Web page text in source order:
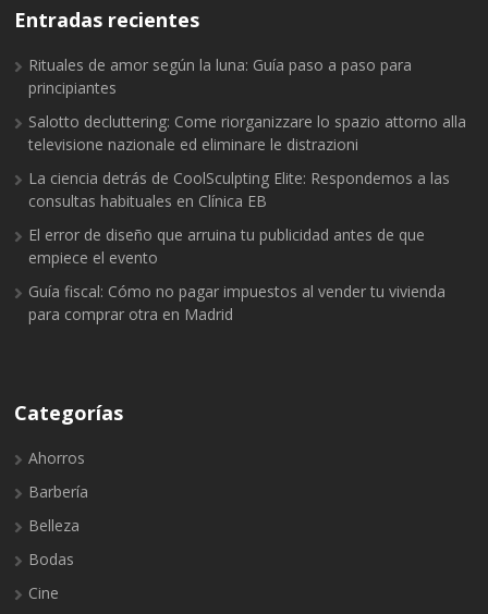
Entradas recientes
Rituales de amor según la luna: Guía paso a paso para
principiantes
Salotto decluttering: Come riorganizzare lo spazio attorno alla
televisione nazionale ed eliminare le distrazioni
La ciencia detrás de CoolSculpting Elite: Respondemos a las
consultas habituales en Clínica EB
El error de diseño que arruina tu publicidad antes de que
empiece el evento
Guía fiscal: Cómo no pagar impuestos al vender tu vivienda
para comprar otra en Madrid
Categorías
Ahorros
Barbería
Belleza
Bodas
Cine